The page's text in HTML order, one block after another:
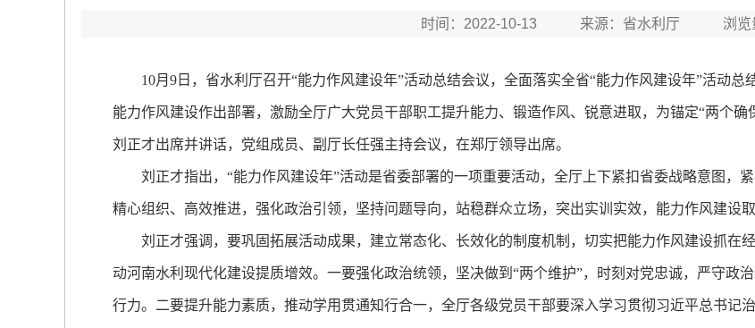
时间：2022-10-13 来源：省水利厅 浏览
10月9日，省水利厅召开“能力作风建设年”活动总结会议，全面落实全省“能力作风建设年”活动总
能力作风建设作出部署，激励全厅广大党员干部职工提升能力、锻造作风、锐意进取，为锚定“两个
刘正才出席并讲话，党组成员、副厅长任强主持会议，在郑厅领导出席。
刘正才指出，“能力作风建设年”活动是省委部署的一项重要活动，全厅上下紧扣省委战略意图，紧
精心组织、高效推进，强化政治引领，坚持问题导向，站稳群众立场，突出实训实效，能力作风建设取
刘正才强调，要巩固拓展活动成果，建立常态化、长效化的制度机制，切实把能力作风建设抓在
动河南水利现代化建设提质增效。一要强化政治统领，坚决做到“两个维护”，时刻对党忠诚，严守政
行力。二要提升能力素质，推动学用贯通知行合一，全厅各级党员干部要深入学习贯彻习近平总书记